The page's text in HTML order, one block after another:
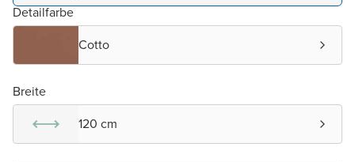
Detailfarbe
Cotto
Breite
120 cm